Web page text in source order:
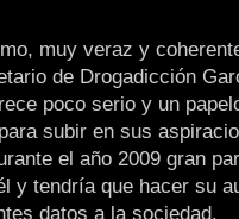
muy veraz y
de Drogadicción
poco serio y un
subir en sus
el año 2009 gran
y tendría que hacer su
datos a la sociedad.